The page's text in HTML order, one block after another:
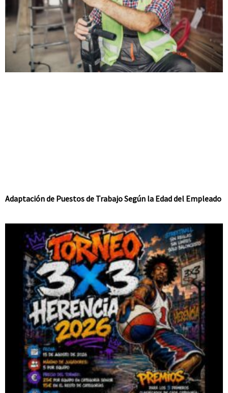
Adaptación de Puestos de Trabajo Según la Edad del Empleado